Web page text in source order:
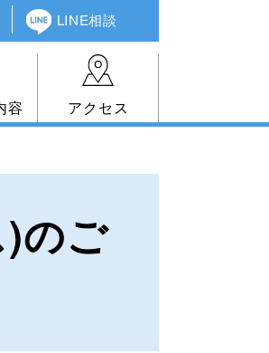
LINE相談
容 アクセス
のご